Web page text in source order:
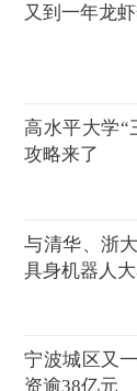
又到一年龙
高水平大学“
攻略来了
与清华、浙
具身机器人
宁波城区又
资逾38亿元